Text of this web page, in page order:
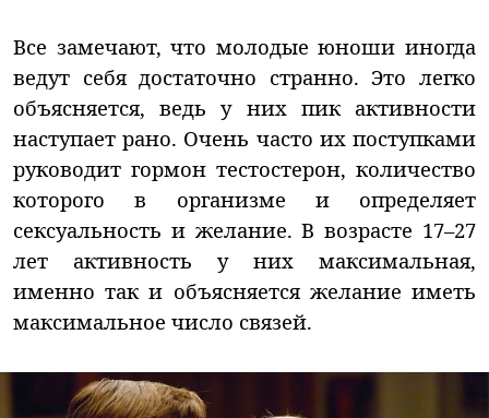
Все замечают, что молодые юноши иногда
ведут себя достаточно странно. Это легко
объясняется, ведь у них пик активности
наступает рано. Очень часто их поступками
руководит гормон тестостерон, количество
которого в организме и определяет
сексуальность и желание. В возрасте 17–27
лет активность у них максимальная,
именно так и объясняется желание иметь
максимальное число связей.